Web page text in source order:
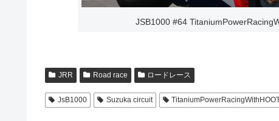
JSB1000 #64
JRR Road race ロードレース
JsB1000 Suzuka circuit